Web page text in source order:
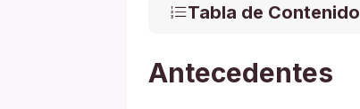
Tabla de Contenido
Antecedentes